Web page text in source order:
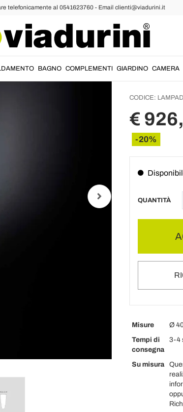
telefonicamente al 0541623760 - Email clienti@viadurini.it
BAGNO COMPLEMENTI GIARDINO CAMERA
Led
Small
CODICE:
€
-20%
QUANTITÀ
Misure
Ø
Tempi di
consegna
3-4
Su misura